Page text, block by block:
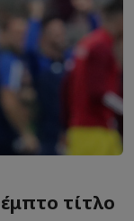
τίτλο